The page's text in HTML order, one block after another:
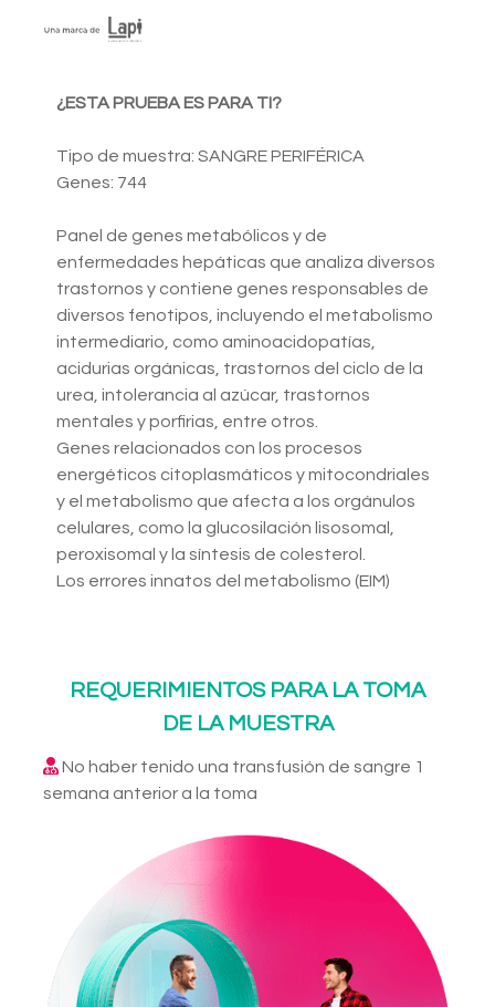
¿ESTA PRUEBA ES PARA TI?
Tipo de muestra: SANGRE PERIFÉRICA
Genes: 744
Panel de genes metabólicos y de
enfermedades hepáticas que analiza diversos
trastornos y contiene genes responsables de
diversos fenotipos, incluyendo el metabolismo
intermediario, como aminoacidopatías,
acidurias orgánicas, trastornos del ciclo de la
urea, intolerancia al azúcar, trastornos
mentales y porfirias, entre otros.
Genes relacionados con los procesos
energéticos citoplasmáticos y mitocondriales
y el metabolismo que afecta a los orgánulos
celulares, como la glucosilación lisosomal,
peroxisomal y la síntesis de colesterol.
Los errores innatos del metabolismo (EIM)
REQUERIMIENTOS PARA LA TOMA
DE LA MUESTRA
No haber tenido una transfusión de sangre 1
semana anterior a la toma